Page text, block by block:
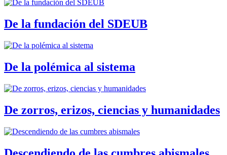
De la fundación del SDEUB
De la polémica al sistema
De zorros, erizos, ciencias y humanidades